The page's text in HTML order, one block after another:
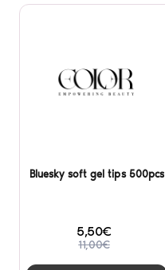
Bluesky soft gel tips 500pcs
5,50€
11,00€